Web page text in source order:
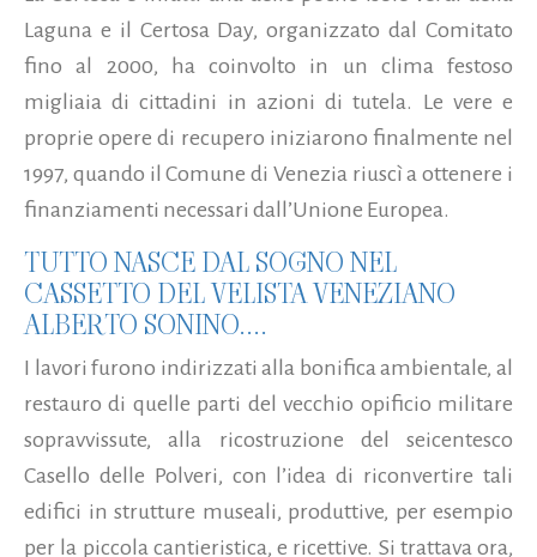
Laguna e il Certosa Day, organizzato dal Comitato
fino al 2000, ha coinvolto in un clima festoso
migliaia di cittadini in azioni di tutela. Le vere e
proprie opere di recupero iniziarono finalmente nel
1997, quando il Comune di Venezia riuscì a ottenere i
finanziamenti necessari dall’Unione Europea.
TUTTO NASCE DAL SOGNO NEL
CASSETTO DEL VELISTA VENEZIANO
ALBERTO SONINO....
I lavori furono indirizzati alla bonifica ambientale, al
restauro di quelle parti del vecchio opificio militare
sopravvissute, alla ricostruzione del seicentesco
Casello delle Polveri, con l’idea di riconvertire tali
edifici in strutture museali, produttive, per esempio
per la piccola cantieristica, e ricettive. Si trattava ora,